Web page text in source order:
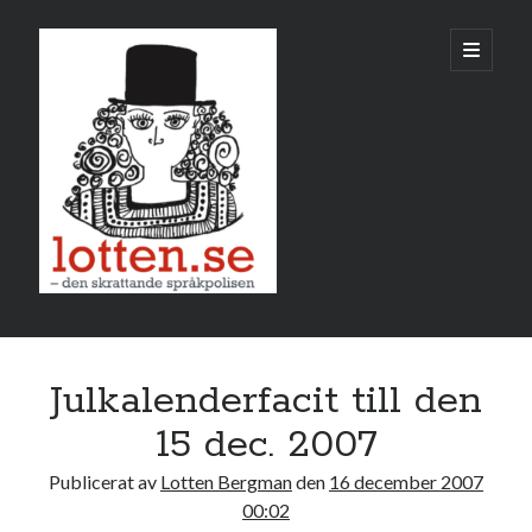
öppna
primär
Sidopanel
M T O T F L S
1 2
3 4 5 6 7 8 9
15 16
Julkalenderfacit till den
15 dec. 2007
Publicerat av Lotten Bergmanden 16 december 2007
00:02